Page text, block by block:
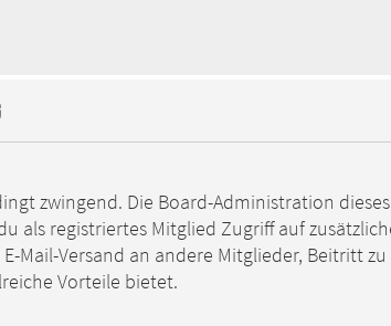
zwingend. Die Board-Administration
als registriertes Mitglied Zugriff auf
Mail-Versand an andere Mitglieder, Beitritt
Vorteile bietet.